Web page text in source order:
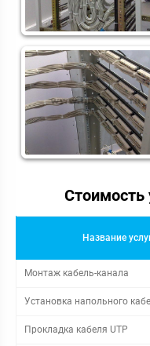
Стоимость
Название
Монтаж кабель-канала
Установка напольного
Прокладка кабеля UTP